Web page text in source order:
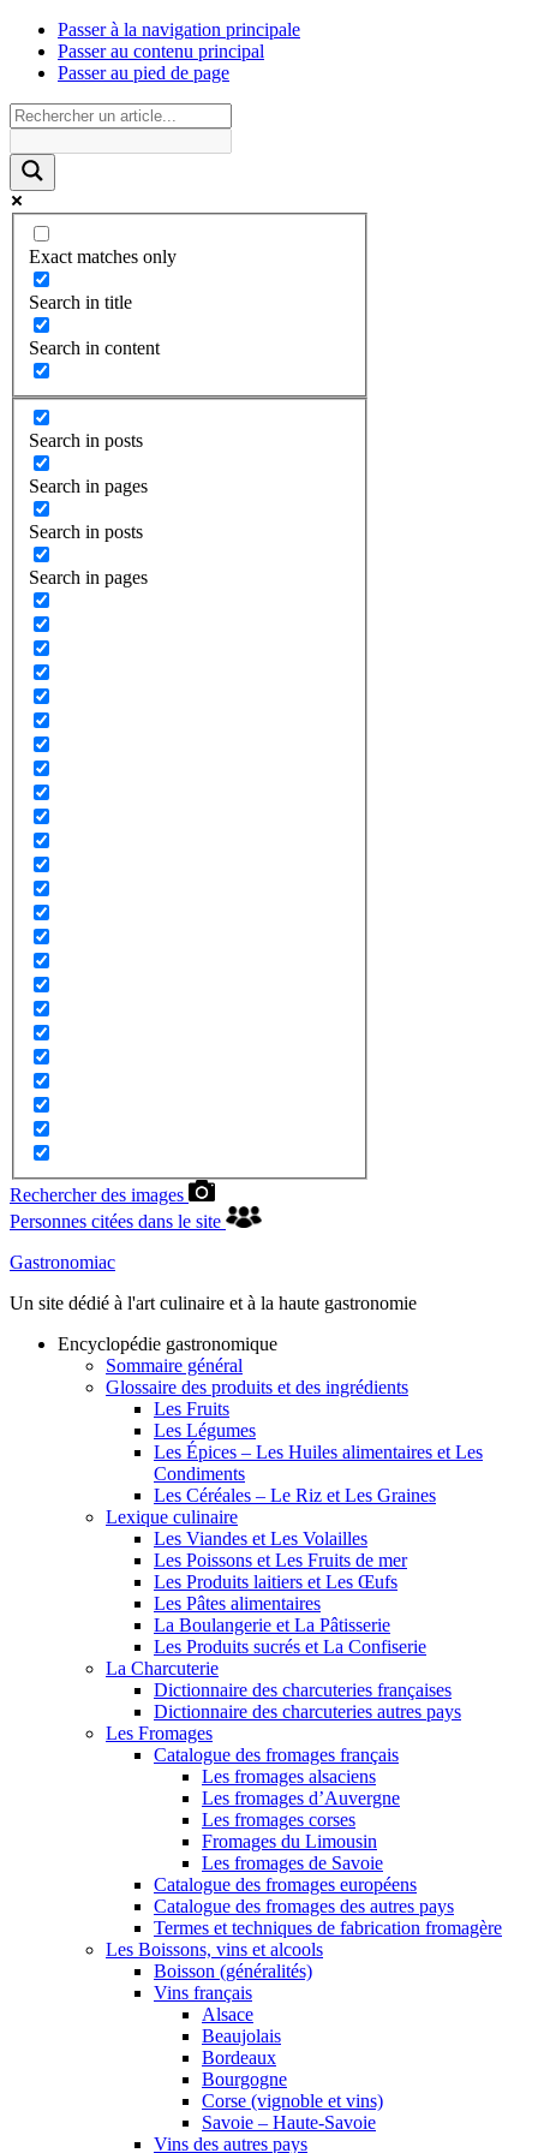
Passer à la navigation principale
Passer au contenu principal
Passer au pied de page
Exact matches only
Search in title
Search in content
Search in posts
Search in pages
Search in posts
Search in pages
Rechercher des images
Personnes citées dans le site
Gastronomiac
Un site dédié à l'art culinaire et à la haute gastronomie
Encyclopédie gastronomique
Sommaire général
Glossaire des produits et des ingrédients
Les Fruits
Les Légumes
Les Épices – Les Huiles alimentaires et Les
Condiments
Les Céréales – Le Riz et Les Graines
Lexique culinaire
Les Viandes et Les Volailles
Les Poissons et Les Fruits de mer
Les Produits laitiers et Les Œufs
Les Pâtes alimentaires
La Boulangerie et La Pâtisserie
Les Produits sucrés et La Confiserie
La Charcuterie
Dictionnaire des charcuteries françaises
Dictionnaire des charcuteries autres pays
Les Fromages
Catalogue des fromages français
Les fromages alsaciens
Les fromages d’Auvergne
Les fromages corses
Fromages du Limousin
Les fromages de Savoie
Catalogue des fromages européens
Catalogue des fromages des autres pays
Termes et techniques de fabrication fromagère
Les Boissons, vins et alcools
Boisson (généralités)
Vins français
Alsace
Beaujolais
Bordeaux
Bourgogne
Corse (vignoble et vins)
Savoie – Haute-Savoie
Vins des autres pays